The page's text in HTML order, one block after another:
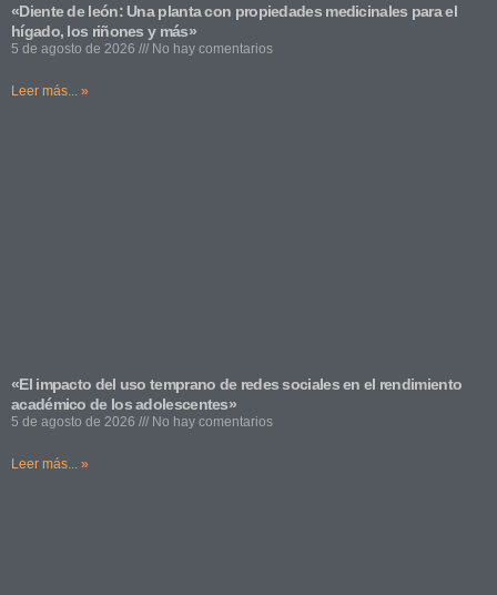
«Diente de león: Una planta con propiedades medicinales para el
hígado, los riñones y más»
5 de agosto de 2026 No hay comentarios
Leer más... »
«El impacto del uso temprano de redes sociales en el rendimiento
académico de los adolescentes»
5 de agosto de 2026 No hay comentarios
Leer más... »